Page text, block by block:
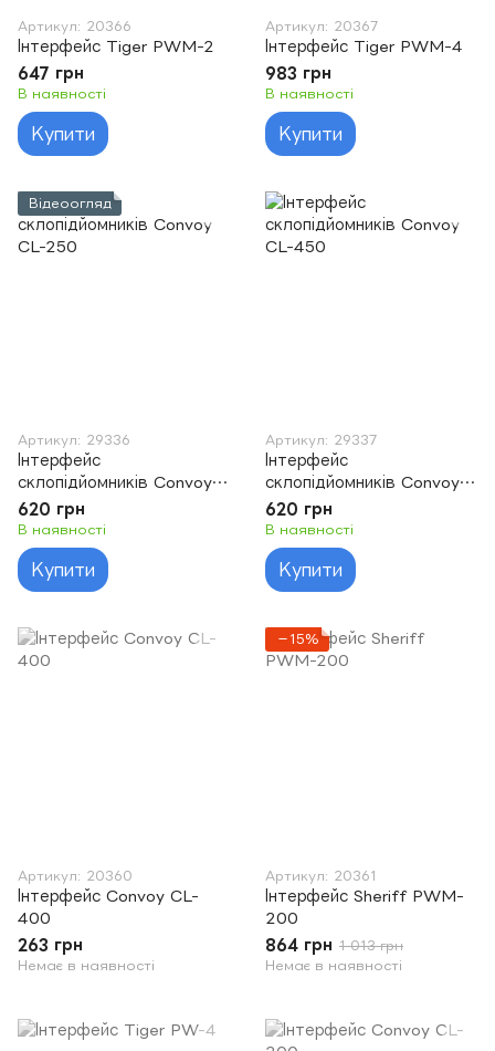
Артикул: 20366
Інтерфейс Tiger PWM-2
647 грн
В наявності
Купити
Артикул: 20367
Інтерфейс Tiger PWM-4
983 грн
В наявності
Купити
Відеоогляд
Артикул: 29336
Інтерфейс
склопідйомників Convoy
CL-250
620 грн
В наявності
Купити
Артикул: 29337
Інтерфейс
склопідйомників Convoy
CL-450
620 грн
В наявності
Купити
Артикул: 20360
Інтерфейс Convoy CL-
400
263 грн
Немає в наявності
−15%
Артикул: 20361
Інтерфейс Sheriff PWM-
200
864 грн 1 013 грн
Немає в наявності